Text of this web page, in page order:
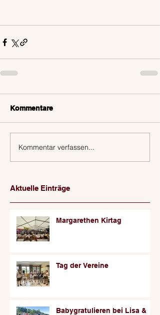
Kommentare
Kommentar verfassen...
Aktuelle Einträge
Margarethen Kirtag
Tag der Vereine
Babygratulieren bei Lisa &